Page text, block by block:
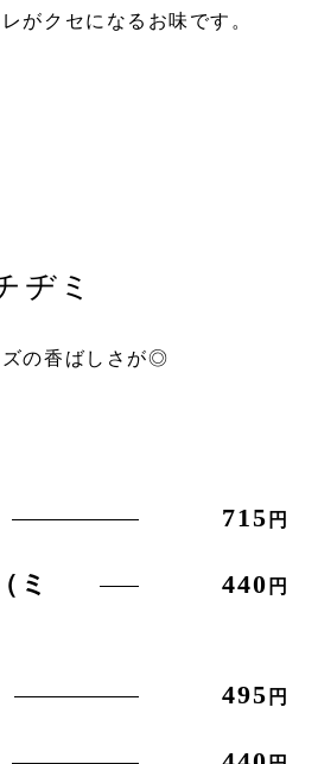
がクセになるお味です。
ヂミ
ズの香ばしさが◎
715 円
ミ
440 円
495 円